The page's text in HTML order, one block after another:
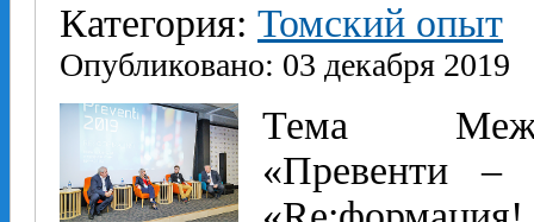
Категория: Томский опыт
Опубликовано: 03 декабря 2019
Тема
«Превенти –